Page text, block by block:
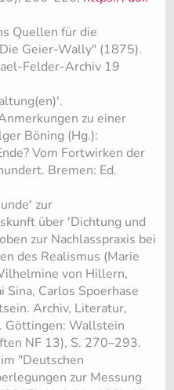
Quellen für die
Geier-Wally" (1875).
Felder-Archiv 19
zu einer
Böning (Hg.):
Vom Fortwirken der
Bremen: Ed.
zur
über 'Dichtung und
zur Nachlasspraxis bei
des Realismus (Marie
von Hillern,
Sina, Carlos Spoerhase
Archiv, Literatur,
Wallstein
NF 13), S. 270–293.
"Deutschen
zur Messung